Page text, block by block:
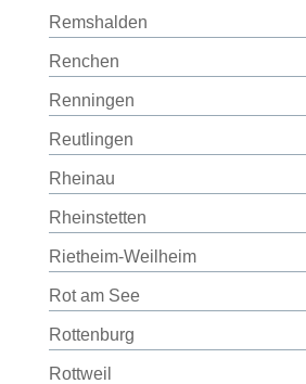
Remshalden
Renchen
Renningen
Reutlingen
Rheinau
Rheinstetten
Rietheim-Weilheim
Rot am See
Rottenburg
Rottweil